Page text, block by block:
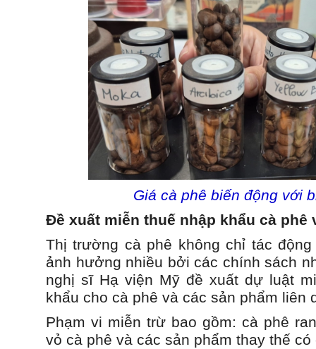
Giá cà phê biến động với
Đề xuất miễn thuế nhập khẩu cà phê
Thị trường cà phê không chỉ tác
ảnh hưởng nhiều bởi các chính sách
nghị sĩ Hạ viện Mỹ đề xuất dự luật
khẩu cho cà phê và các sản phẩm liên
Phạm vi miễn trừ bao gồm: cà phê
vỏ cà phê và các sản phẩm thay thế